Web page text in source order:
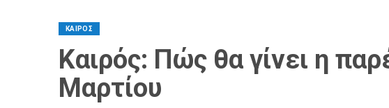
ΚΑΙΡΟΣ
Καιρός: Πώς θα γίνει η
Μαρτίου